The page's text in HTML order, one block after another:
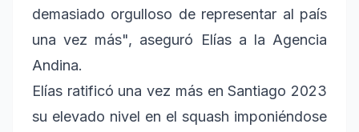
demasiado orgulloso de representar al país
una vez más", aseguró Elías a la Agencia
Andina.
Elías ratificó una vez más en Santiago 2023
su elevado nivel en el squash imponiéndose